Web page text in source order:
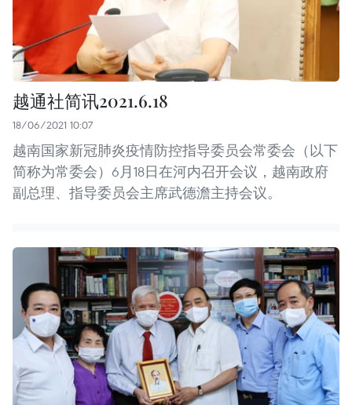
越通社简讯2021.6.18
18/06/2021 10:07
越南国家新冠肺炎疫情防控指导委员会常委会（以下
简称为常委会）6月18日在河内召开会议，越南政府
副总理、指导委员会主席武德澹主持会议。